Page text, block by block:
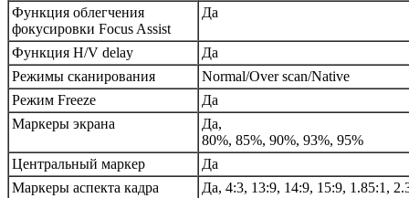
Функция облегчения
фокусировки Focus Assist
Да
Функция H/V delay
Да
Режимы сканирования
Normal/Over scan/Native
Режим Freeze
Да
Маркеры экрана
Да,
80%, 85%, 90%, 93%, 95%
Центральный маркер
Да
Маркеры аспекта кадра
Да, 4:3, 13:9, 14:9, 15:9, 1.85:1,